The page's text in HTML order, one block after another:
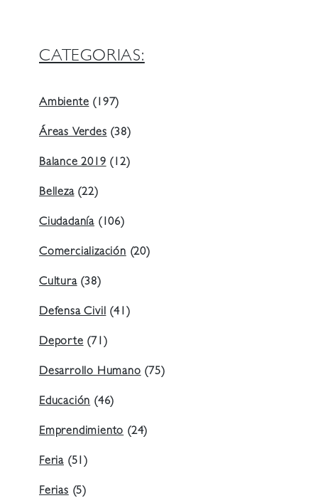
CATEGORIAS:
Ambiente (197)
Áreas Verdes (38)
Balance 2019 (12)
Belleza(22)
Ciudadanía (106)
Comercialización (20)
Cultura(38)
Defensa Civil (41)
Deporte (71)
Desarrollo Humano (75)
Educación (46)
Emprendimiento (24)
Feria (51)
Ferias (5)